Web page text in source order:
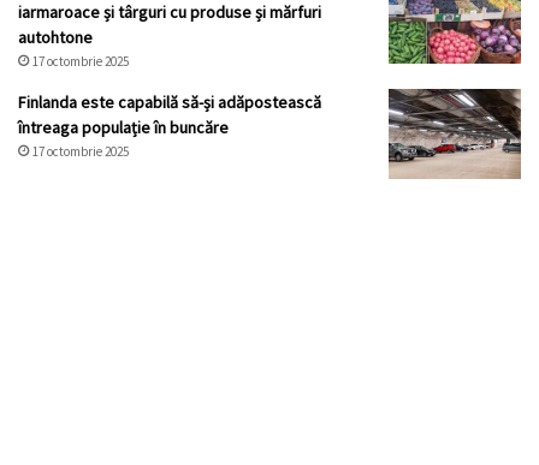
iarmaroace și târguri cu produse și mărfuri
autohtone
17 octombrie 2025
Finlanda este capabilă să-și adăpostească
întreaga populație în buncăre
17 octombrie 2025